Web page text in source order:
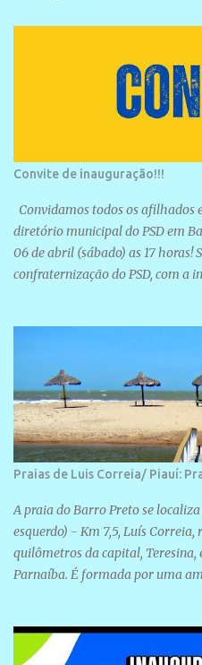
Convite de inauguração!!!
Convidamos todos os afilhados
diretório municipal do PSD em
06 de abril (sábado) as 17 horas!
confraternização do PSD, com a
Praias de Luis Correia/ Piauí:
A praia do Barro Preto se
esquerdo) - Km 7,5, Luís Correia,
quilômetros da capital, Teresina,
Parnaíba. É formada por uma
devido ao extensivo molhe de
de altura, não apresentando